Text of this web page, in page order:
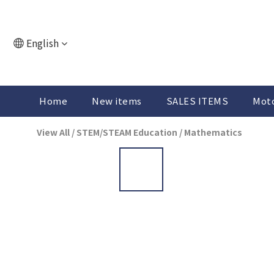
English
Home New items SALES ITEMS
View All / STEM/STEAM Education / Mathematics